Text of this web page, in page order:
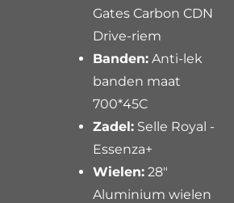
Gates Carbon CDN
Drive-riem
Banden: Anti-lek
banden maat
700*45C
Zadel: Selle Royal -
Essenza+
Wielen: 28"
Aluminium wielen